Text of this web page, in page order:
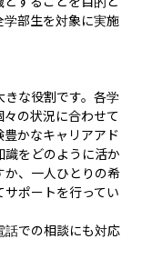
学部生を対象に実施
な役割です。各学
の状況に合わせて
かなキャリアアド
をどのように活か
、一人ひとりの希
ポートを行ってい
での相談にも対応